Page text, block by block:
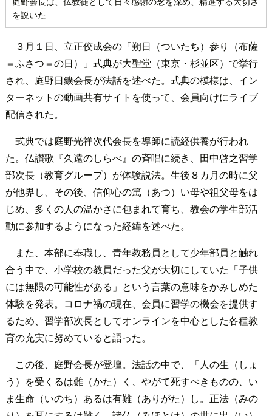
を説いた
３月１日、立正佼成会の「朔日（ついたち）参り（布薩
＝ふさつ＝の日）」式典が大聖堂（東京・杉並区）で挙行
され、庭野日鑛会長が法話を述べた。式典の模様は、イン
ターネットの動画共有サイトを使って、会員向けにライブ
配信された。
式典では庭野光祥次代会長を導師に読経供養が行われ
た。仏讃歌『久遠のしらべ』の斉唱に続き、田中啓之習学
部次長（教育グループ）が体験説法。生後８カ月の時に父
が他界し、その後、信仰心の篤（あつ）い母や祖父母をは
じめ、多くの人の温かさに包まれて育ち、教会の学生部活
動に参加するようになった経緯を述べた。
また、本部に奉職し、青年教務員として少年部員と触れ
合う中で、小学校の教員だった父が大切にしていた「子供
には無限の可能性がある」という言葉の意味をかみしめた
体験を発表。コロナ禍の現在、会員に習学の機会を提供す
るため、習学部次長としてオンラインを中心とした各種教
育の充実に努めていると語った。
この後、庭野会長が登壇。法話の中で、「人の生（しょ
う）を受くるは難（かた）く、やがて死すべきものの、い
ま生命（いのち）あるは有難（ありがた）し。正法（みの